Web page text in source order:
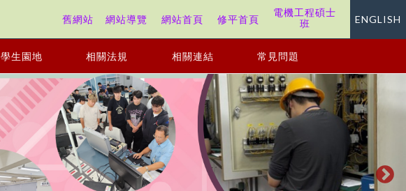
舊網站 網站導覽 網站首頁 修平首頁
電機工程碩士
班
ENGLISH
學生園地 相關法規 相關連結 常見問題